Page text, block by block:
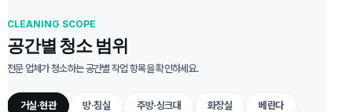
CLEANING SCOPE
공간별 청소 범위
전문 업체가 청소하는 공간별 작업 항목을 확인하세요.
거실·현관 방·침실 주방·싱크대 화장실 베란다